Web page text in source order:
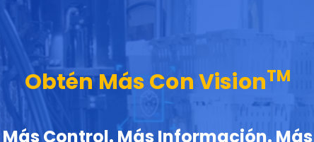
Obtén Más Con VisionTM
Más Control. Más Información. Más